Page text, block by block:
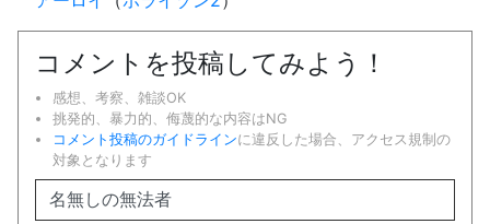
コメントを投稿してみよう！
感想、考察、雑談OK
挑発的、暴力的、侮蔑的な内容はNG
コメント投稿のガイドラインに違反した場合、アクセス規制の
対象となります